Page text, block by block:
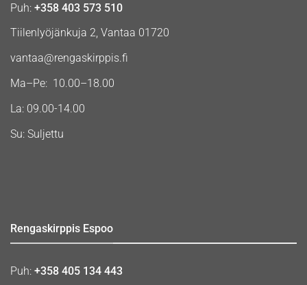
Puh: +358 403 573 510
Tiilenlyöjänkuja 2, Vantaa 01720
vantaa@rengaskirppis.fi
Ma–Pe: 10.00–18.00
La: 09.00-14.00
Su: Suljettu
Rengaskirppis Espoo
Puh: +358 405 134 443